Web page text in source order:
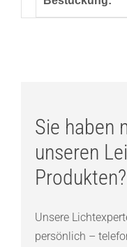
Sie haben
unseren
Produkten?
Unsere
persönlich –